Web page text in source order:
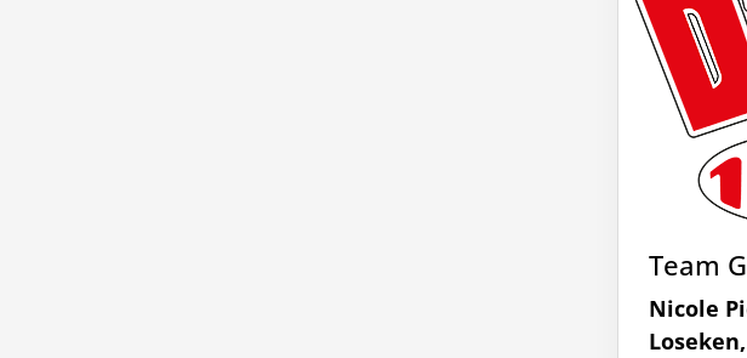
Team
Nicole